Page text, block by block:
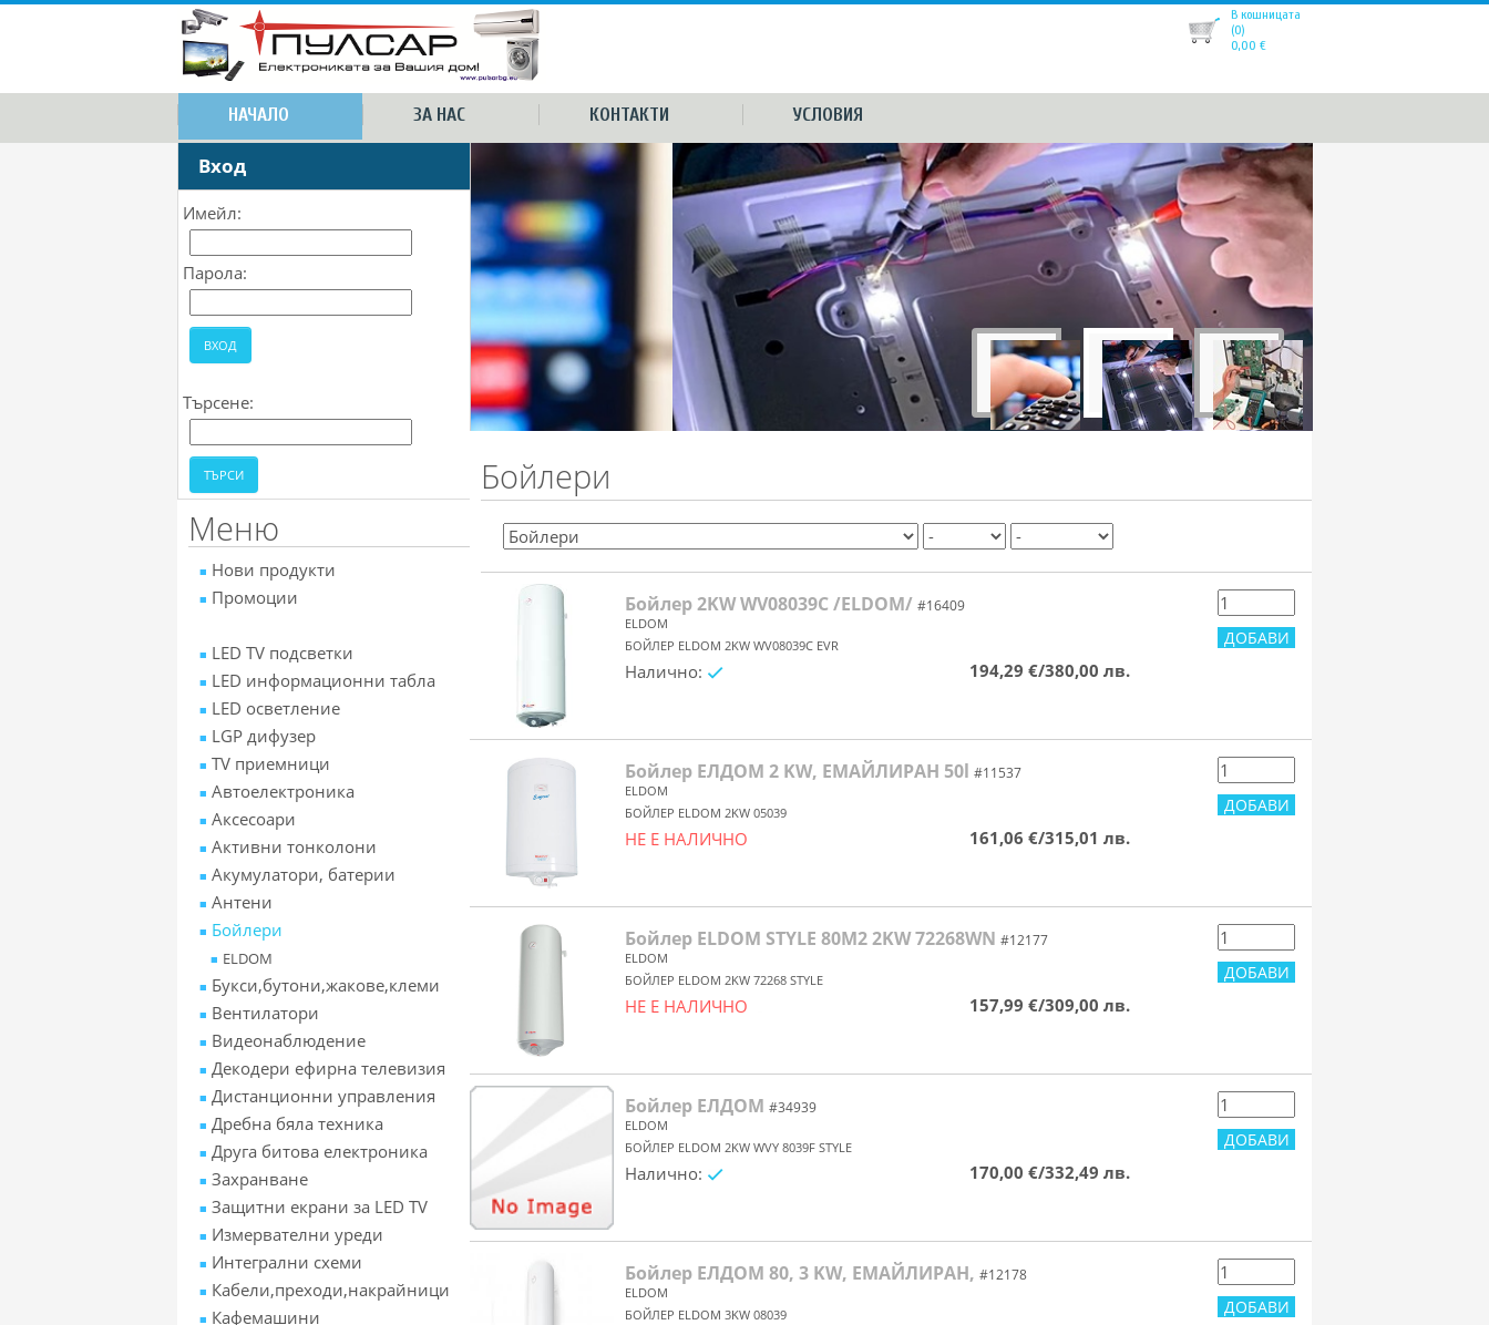
НАЧАЛО ЗА НАС КОНТАКТИ УСЛОВИЯ
В кошницата
(0)
0,00 €
Вход
Имейл:
Парола:
Търсене:
Меню
Нови продукти
Промоции
LED TV подсветки
LED информационни табла
LED осветление
LGP дифузер
TV приемници
Автоелектроника
Аксесоари
Активни тонколони
Акумулатори, батерии
Антени
Бойлери
ELDOM
Букси,бутони,жакове,клеми
Вентилатори
Видеонаблюдение
Декодери ефирна телевизия
Дистанционни управления
Дребна бяла техника
Друга битова електроника
Захранване
Защитни екрани за LED TV
Измервателни уреди
Интегрални схеми
Кабели,преходи,накрайници
Кафемашини
Бойлери
Бойлер 2KW WV08039C /ELDOM/ #16409
ELDOM
БОЙЛЕР ELDOM 2KW WV08039C EVR
Налично: 194,29 €/380,00 лв.
Бойлер ЕЛДОМ 2 KW, ЕМАЙЛИРАН 50l #11537
ELDOM
БОЙЛЕР ELDOM 2KW 05039
НЕ Е НАЛИЧНО 161,06 €/315,01 лв.
Бойлер ELDOM STYLE 80M2 2KW 72268WN #12177
ELDOM
БОЙЛЕР ELDOM 2KW 72268 STYLE
НЕ Е НАЛИЧНО 157,99 €/309,00 лв.
Бойлер ЕЛДОМ #34939
ELDOM
БОЙЛЕР ELDOM 2KW WVY 8039F STYLE
Налично: 170,00 €/332,49 лв.
Бойлер ЕЛДОМ 80, 3 KW, ЕМАЙЛИРАН, #12178
ELDOM
БОЙЛЕР ELDOM 3KW 08039